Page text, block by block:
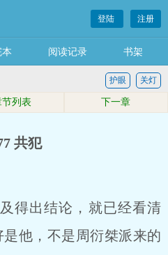
登陆 注册
本 阅读记录 书架
关灯
护眼
节列表 下一章
共犯
出结论，就已经看清
他，不是周衍桀派来的